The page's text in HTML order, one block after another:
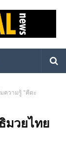
ความรู้ "คีตะ
มวยไทย